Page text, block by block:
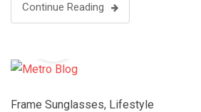
Continue Reading
Frame Sunglasses, Lifestyle